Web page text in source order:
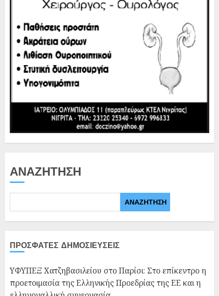
ΑΝΑΖΉΤΗΣΗ
ΑΝΑΖΉΤΗΣΗ
ΠΡΌΣΦΑΤΕΣ ΔΗΜΟΣΙΕΎΣΕΙΣ
ΥΦΥΠΕΞ Χατζηβασιλείου στο Παρίσι: Στο επίκεντρο η
προετοιμασία της Ελληνικής Προεδρίας της ΕΕ και η